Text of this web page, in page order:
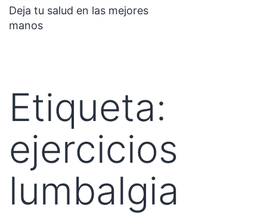
Deja tu salud en las mejores
manos
Etiqueta:
ejercicios
lumbalgia